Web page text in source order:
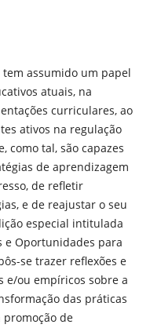
assumido um papel
atuais, na
curriculares, ao
ativos na regulação
como tal, são capazes
de aprendizagem
de refletir
e de reajustar o seu
especial intitulada
e Oportunidades para
se trazer reflexões e
e/ou empíricos sobre a
das práticas
promoção de